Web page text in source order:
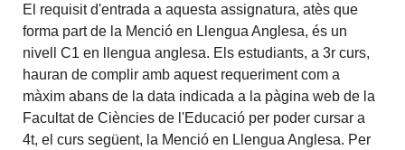
El requisit d'entrada a aquesta assignatura, atès que
forma part de la Menció en Llengua Anglesa, és un
nivell C1 en llengua anglesa. Els estudiants, a 3r curs,
hauran de complir amb aquest requeriment com a
màxim abans de la data indicada a la pàgina web de la
Facultat de Ciències de l'Educació per poder cursar a
4t, el curs següent, la Menció en Llengua Anglesa. Per